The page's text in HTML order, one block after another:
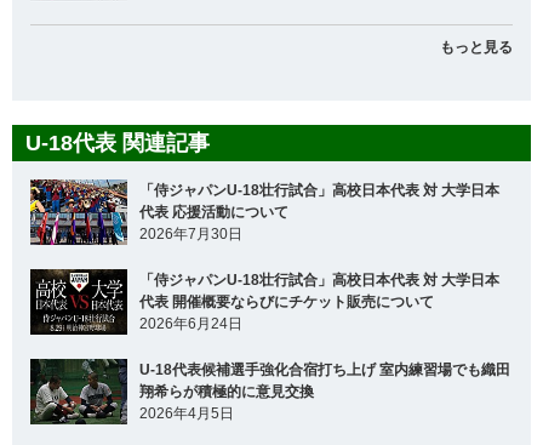
もっと見る
U-18代表 関連記事
「侍ジャパンU-18壮行試合」高校日本代表 対 大学日本
代表 応援活動について
2026年7月30日
「侍ジャパンU-18壮行試合」高校日本代表 対 大学日本
代表 開催概要ならびにチケット販売について
2026年6月24日
U-18代表候補選手強化合宿打ち上げ 室内練習場でも織田
翔希らが積極的に意見交換
2026年4月5日